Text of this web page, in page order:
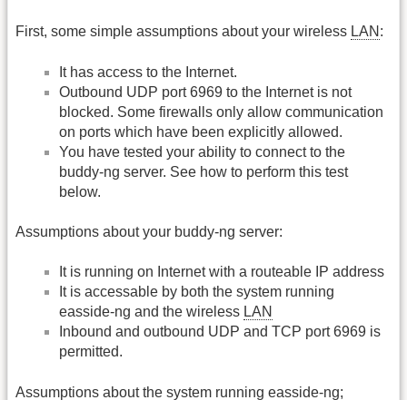
First, some simple assumptions about your wireless LAN :
It has access to the Internet.
Outbound UDP port 6969 to the Internet is not
blocked. Some firewalls only allow communication
on ports which have been explicitly allowed.
You have tested your ability to connect to the
buddy-ng server. See how to perform this test
below.
Assumptions about your buddy-ng server:
It is running on Internet with a routeable IP address
It is accessable by both the system running
easside-ng and the wireless LAN
Inbound and outbound UDP and TCP port 6969 is
permitted.
Assumptions about the system running easside-ng;